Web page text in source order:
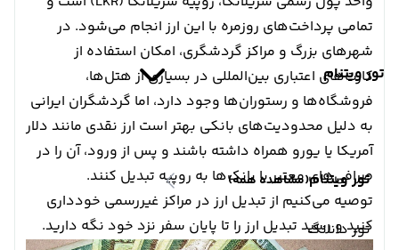
تور ویتنام
تور ویتنام(مشاهده همه)
تور دانانگ
تمامی پرداخت‌های روزمره با این ارز انجام می‌شود. در
شهرهای بزرگ و مراکز گردشگری، امکان استفاده از
کارت‌های اعتباری بین‌المللی در بسیاری از هتل‌ها،
فروشگاه‌ها و رستوران‌ها وجود دارد، اما گردشگران ایرانی
به دلیل محدودیت‌های بانکی بهتر است ارز نقدی مانند دلار
آمریکا یا یورو همراه داشته باشند و پس از ورود، آن را در
صرافی‌های معتبر یا بانک‌ها به روپیه تبدیل کنند.
توصیه می‌کنیم از تبدیل ارز در مراکز غیررسمی خودداری
کنید و رسید تبدیل ارز را تا پایان سفر نزد خود نگه دارید.